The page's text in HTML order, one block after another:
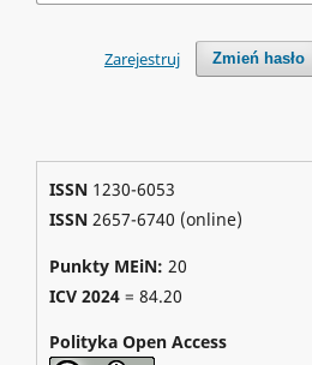
Zmień hasło
Zarejestruj
ISSN 1230-6053
ISSN2657-6740 (online)
Punkty MEiN: 20
ICV 2024= 84.20
Polityka Open Access